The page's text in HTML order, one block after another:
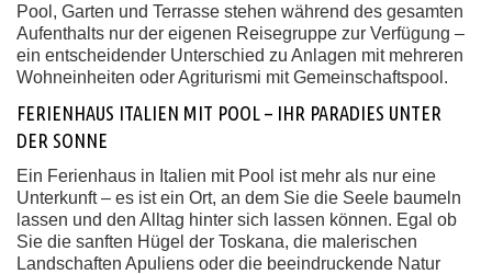
Pool, Garten und Terrasse stehen während des gesamten
Aufenthalts nur der eigenen Reisegruppe zur Verfügung –
ein entscheidender Unterschied zu Anlagen mit mehreren
Wohneinheiten oder Agriturismi mit Gemeinschaftspool.
FERIENHAUS ITALIEN MIT POOL – IHR PARADIES UNTER
DER SONNE
Ein Ferienhaus in Italien mit Pool ist mehr als nur eine
Unterkunft – es ist ein Ort, an dem Sie die Seele baumeln
lassen und den Alltag hinter sich lassen können. Egal ob
Sie die sanften Hügel der Toskana, die malerischen
Landschaften Apuliens oder die beeindruckende Natur